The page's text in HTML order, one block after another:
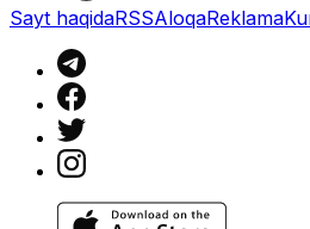
Sayt haqidaRSSAloqaReklama